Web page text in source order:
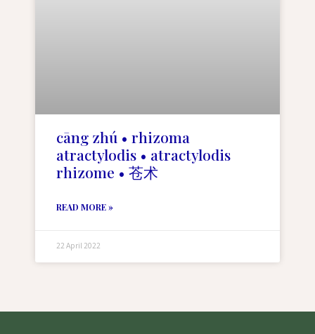
cāng zhú • rhizoma
atractylodis • atractylodis
rhizome • 苍术
READ MORE »
22 April 2022